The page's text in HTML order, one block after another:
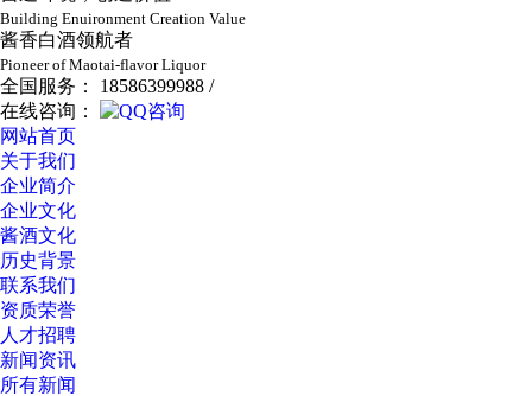
Building Enuironment Creation Value
酱香白酒领航者
Pioneer of Maotai-flavor Liquor
全国服务： 18586399988 /
在线咨询：
网站首页
关于我们
企业简介
企业文化
酱酒文化
历史背景
联系我们
资质荣誉
人才招聘
新闻资讯
所有新闻